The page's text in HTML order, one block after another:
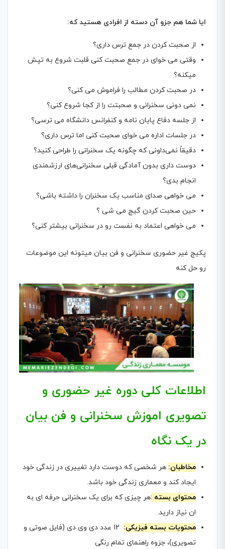
ایا شما هم جزو آن دسته از افرادی هستید که:
از صحبت کردن در جمع ترس داری؟
وقتی می خوای در جمع صحبت کنی قلبت شروع به تپش
میکنه؟
در صحبت کردن مطالب را فراموش می کنی؟
نمی دونی سخنرانی و صحبتت را از کجا شروع کنی؟
از جلسه دفاع پایان نامه و کنفرانس دانشگاه می ترسی؟
در جلسات اداره می خوای صحبت کنی اما ترس داری؟
دقیقاً نمی‌داونی که چگونه یک سخنرانی را طراحی کنید؟
دوست داری بدون آمادگی قبلی سخنرانی‌های ارزشمندی
انجام بدی؟
می خواهی صدای مناسب یک سخنران را داشته باشی؟
حین صحبت کردن گیج می شی ؟
می خواهی اعتماد به نفست رو در سخنرانی بیشتر کنی؟
پکیج غیر حضوری سخنرانی و فن بیان میتونه این موضوعات
رو حل کنه
اطلاعات کلی دوره غیر حضوری و
تصویری اموزش سخنرانی و فن بیان
در یک نگاه
مخاطبان: هر شخصی که دوست دارد تغییری در زندگی خود
ایجاد کند و معماری زندگی خود باشد.
محتوای بسته :هر چیزی که برای یک سخنرانی حرفه ای به
ان نیاز دارید.
محتویات بسته فیزیکی:
12 عدد دی وی دی (فایل صوتی و
تصویری)، جزوه راهنمای تمام رنگی